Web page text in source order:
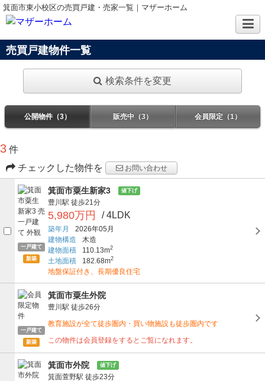
箕面市東小校区の売買戸建・売家一覧｜マザーホーム
売買戸建物件一覧
検索条件を変更
公開物件（3） 販売中（3） 会員限定（1）
3 件
チェックした物件を
お問い合わせ
一戸建て
新築
箕面市粟生新家3 値下げ
豊川駅 徒歩21分
5,980万円 / 4LDK
築年月
2026年05月
建物構造
木造
建物面積
110.13m2
土地面積 182.68m2
地盤保証付き、長期優良住宅
一戸建て
新築
箕面市粟生外院
豊川駅 徒歩26分
教育施設が全て徒歩圏内・買い物施設も徒歩圏内です
この物件は会員登録をするとご覧になれます。
箕面市外院 値下げ
箕面萱野駅 徒歩23分